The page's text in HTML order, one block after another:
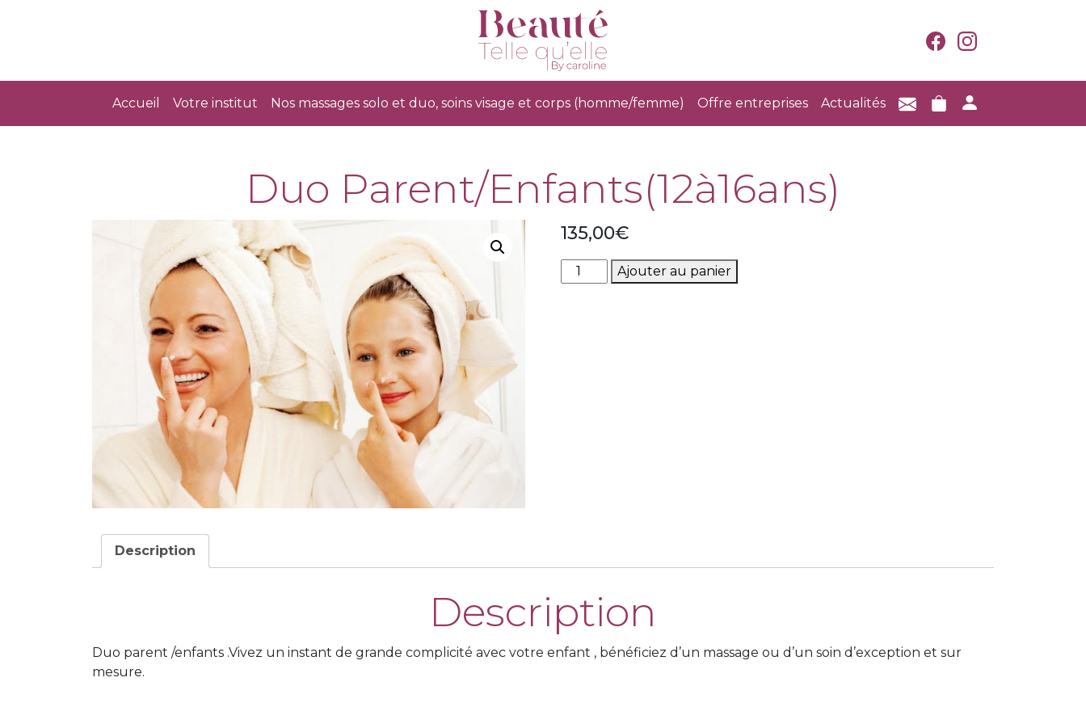
Accueil Votre institut Nos massages solo et duo, soins visage et corps (homme/femme) Offre entreprises Actualités
Duo Parent/Enfants(12à16ans)
135,00€
quantité
de
Ajouter au panier
Description
Description
Duo parent /enfants .Vivez un instant de grande complicité avec votre enfant , bénéficiez d’un massage ou d’un soin d’exception et sur
mesure.